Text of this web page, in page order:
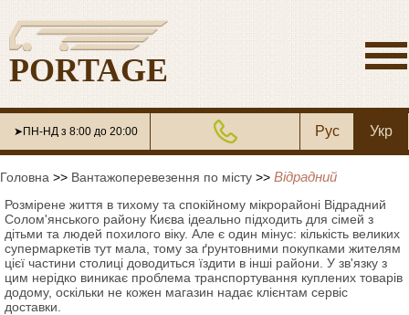
PORTAGE
➤ПН-НД з 8:00 до 20:00 Рус Укр
Головна >> Вантажоперевезення по місту >> Відрадний
Розмірене життя в тихому та спокійному мікрорайоні Відрадний
Солом'янського району Києва ідеально підходить для сімей з
дітьми та людей похилого віку. Але є один мінус: кількість великих
супермаркетів тут мала, тому за ґрунтовними покупками жителям
цієї частини столиці доводиться їздити в інші райони. У зв'язку з
цим нерідко виникає проблема транспортування куплених товарів
додому, оскільки не кожен магазин надає клієнтам сервіс
доставки.